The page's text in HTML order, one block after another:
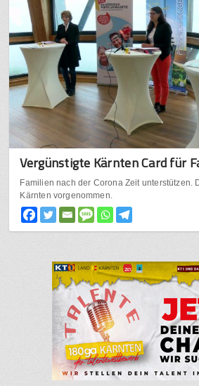
Vergünstigte Kärnten Card für
Familien nach der Corona Zeit unterstützen.
Kärnten vorgenommen.